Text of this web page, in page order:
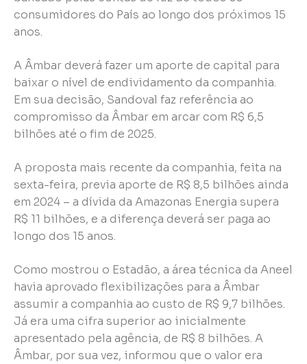
consumidores do País ao longo dos próximos 15
anos.
A Âmbar deverá fazer um aporte de capital para
baixar o nível de endividamento da companhia.
Em sua decisão, Sandoval faz referência ao
compromisso da Âmbar em arcar com R$ 6,5
bilhões até o fim de 2025.
A proposta mais recente da companhia, feita na
sexta-feira, previa aporte de R$ 8,5 bilhões ainda
em 2024 – a dívida da Amazonas Energia supera
R$ 11 bilhões, e a diferença deverá ser paga ao
longo dos 15 anos.
Como mostrou o Estadão, a área técnica da Aneel
havia aprovado flexibilizações para a Âmbar
assumir a companhia ao custo de R$ 9,7 bilhões.
Já era uma cifra superior ao inicialmente
apresentado pela agência, de R$ 8 bilhões. A
Âmbar, por sua vez, informou que o valor era